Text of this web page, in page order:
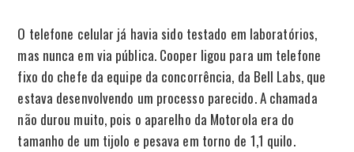
O telefone celular já havia sido testado em laboratórios,
mas nunca em via pública. Cooper ligou para um telefone
fixo do chefe da equipe da concorrência, da Bell Labs, que
estava desenvolvendo um processo parecido. A chamada
não durou muito, pois o aparelho da Motorola era do
tamanho de um tijolo e pesava em torno de 1,1 quilo.